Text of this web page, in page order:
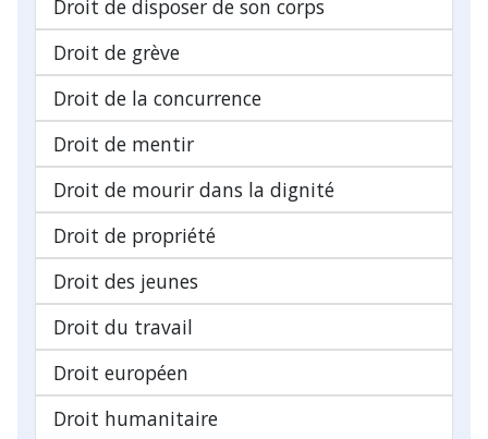
Droit de disposer de son corps
Droit de grève
Droit de la concurrence
Droit de mentir
Droit de mourir dans la dignité
Droit de propriété
Droit des jeunes
Droit du travail
Droit européen
Droit humanitaire